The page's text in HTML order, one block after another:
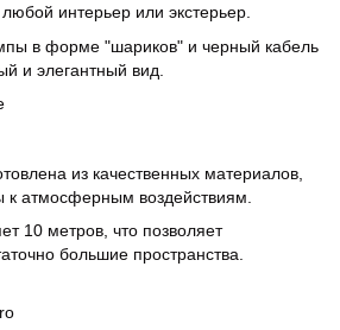
интерьер или экстерьер.
в форме "шариков" и черный кабель
и элегантный вид.
из качественных материалов,
к атмосферным воздействиям.
10 метров, что позволяет
большие пространства.